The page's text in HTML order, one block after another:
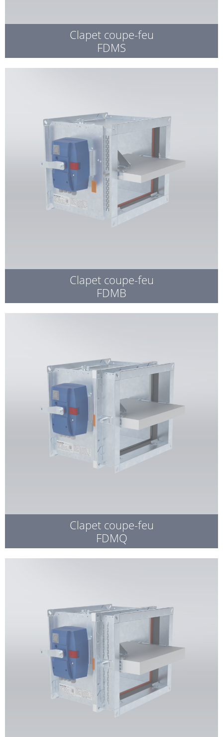
Clapet coupe-feu
FDMS
Clapet coupe-feu
FDMB
Clapet coupe-feu
FDMQ